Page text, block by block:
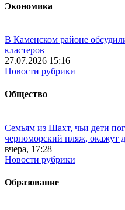
Экономика
В Каменском районе
кластеров
27.07.2026 15:16
Новости рубрики
Общество
Семьям из Шахт, чьи дети
черноморский пляж, окажут
вчера, 17:28
Новости рубрики
Образование